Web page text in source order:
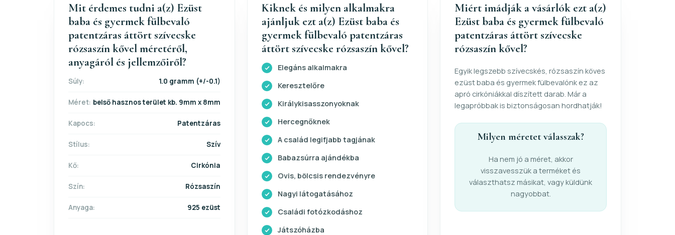
Mit érdemes tudni a(z) Ezüst
baba és gyermek fülbevaló
patentzáras áttört szívecske
rózsaszín kővel méretéről,
anyagáról és jellemzőiről?
Súly: 1.0 gramm (+/-0.1)
Méret: belső hasznos terület kb. 9mm x 8mm
Kapocs: Patentzáras
Stílus: Szív
Kő: Cirkónia
Szín: Rózsaszín
Anyaga: 925 ezüst
Kiknek és milyen alkalmakra
ajánljuk ezt a(z) Ezüst baba és
gyermek fülbevaló patentzáras
áttört szívecske rózsaszín kővel?
Elegáns alkalmakra
Keresztelőre
Királykisasszonyoknak
Hercegnőknek
A család legifjabb tagjának
Babazsúrra ajándékba
Ovis, bölcsis rendezvényre
Nagyi látogatásához
Családi fotózkodáshoz
Játszóházba
Miért imádják a vásárlók ezt a(z)
Ezüst baba és gyermek fülbevaló
patentzáras áttört szívecske
rózsaszín kővel?
Egyik legszebb szívecskés, rózsaszín köves
ezüst baba és gyermek fülbevalónk ez az
apró cirkóniákkal díszített darab. Már a
legapróbbak is biztonságosan hordhatják!
Milyen méretet válasszak?
Ha nem jó a méret, akkor
visszavesszük a terméket és
választhatsz másikat, vagy küldünk
nagyobbat.